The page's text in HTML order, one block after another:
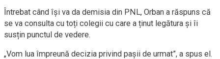
Întrebat când își va da demisia din PNL, Orban a răspuns că
se va consulta cu toți colegii cu care a ținut legătura și îi
susțin punctul de vedere.
„Vom lua împreună decizia privind pașii de urmat”, a spus el.